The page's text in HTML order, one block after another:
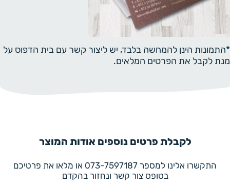
*התמונות הינן להמחשה בלבד, יש ליצור קשר עם בית הדפוס על
מנת לקבל את הפרטים המלאים.
לקבלת פרטים נוספים אודות המוצר
התקשרו אלינו למספר 073-7597187 או מלאו את פרטיכם
בטופס צור קשר ונחזור בהקדם